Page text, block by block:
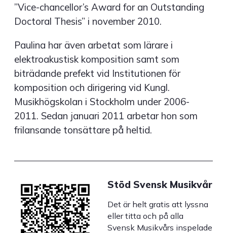
”Vice-chancellor’s Award for an Outstanding
Doctoral Thesis” i november 2010.
Paulina har även arbetat som lärare i
elektroakustisk komposition samt som
biträdande prefekt vid Institutionen för
komposition och dirigering vid Kungl.
Musikhögskolan i Stockholm under 2006-
2011. Sedan januari 2011 arbetar hon som
frilansande tonsättare på heltid.
Stöd Svensk Musikvår
Det är helt gratis att lyssna
eller titta och på alla
Svensk Musikvårs inspelade